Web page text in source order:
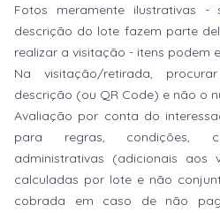
Fotos meramente ilustrativas -
descrição do lote fazem parte
realizar a visitação - itens podem
Na visitação/retirada,
descrição (ou QR Code) e não o
Avaliação por conta do
para regras, condições,
administrativas (adicionais aos
calculadas por lote e não
cobrada em caso de não